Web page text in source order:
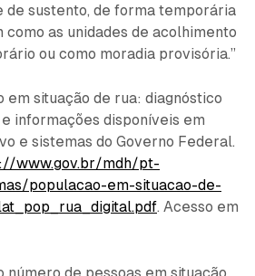
de sustento, de forma temporária
as unidades de acolhimento
ou como moradia provisória.”
em situação de rua: diagnóstico
informações disponíveis em
e sistemas do Governo Federal.
www.gov.br/mdh/pt-
populacao-em-situacao-de-
. Acesso em